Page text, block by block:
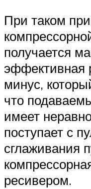
При таком
получается
эффективная
минус,
что
имеет
поступает с
сглаживания
ресивером.